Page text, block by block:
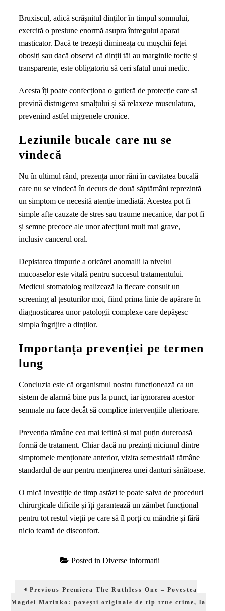
Bruxiscul, adică scrâșnitul dinților în timpul somnului,
exercită o presiune enormă asupra întregului aparat
masticator. Dacă te trezești dimineața cu mușchii feței
obosiți sau dacă observi că dinții tăi au marginile tocite și
transparente, este obligatoriu să ceri sfatul unui medic.
Acesta îți poate confecționa o gutieră de protecție care să
prevină distrugerea smalțului și să relaxeze musculatura,
prevenind astfel migrenele cronice.
Leziunile bucale care nu se
vindecă
Nu în ultimul rând, prezența unor răni în cavitatea bucală
care nu se vindecă în decurs de două săptămâni reprezintă
un simptom ce necesită atenție imediată. Acestea pot fi
simple afte cauzate de stres sau traume mecanice, dar pot fi
și semne precoce ale unor afecțiuni mult mai grave,
inclusiv cancerul oral.
Depistarea timpurie a oricărei anomalii la nivelul
mucoaselor este vitală pentru succesul tratamentului.
Medicul stomatolog realizează la fiecare consult un
screening al țesuturilor moi, fiind prima linie de apărare în
diagnosticarea unor patologii complexe care depășesc
simpla îngrijire a dinților.
Importanța prevenției pe termen
lung
Concluzia este că organismul nostru funcționează ca un
sistem de alarmă bine pus la punct, iar ignorarea acestor
semnale nu face decât să complice intervențiile ulterioare.
Prevenția rămâne cea mai ieftină și mai puțin dureroasă
formă de tratament. Chiar dacă nu prezinți niciunul dintre
simptomele menționate anterior, vizita semestrială rămâne
standardul de aur pentru menținerea unei danturi sănătoase.
O mică investiție de timp astăzi te poate salva de proceduri
chirurgicale dificile și îți garantează un zâmbet funcțional
pentru tot restul vieții pe care să îl porți cu mândrie și fără
nicio teamă de disconfort.
Posted in Diverse informatii
în
Previous Previous
Premiera The Ruthless One – Povestea
Magdei Marinko: povești originale de tip true crime, la